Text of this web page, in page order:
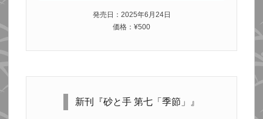
発売日：2025年6月24日
価格：¥500
新刊『砂と手 第七「季節」』